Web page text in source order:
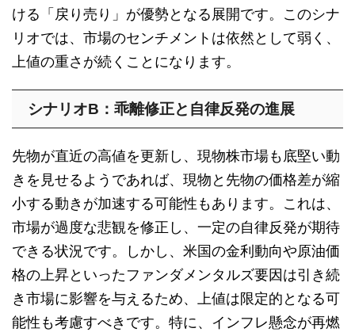
ける「戻り売り」が優勢となる展開です。このシナ
リオでは、市場のセンチメントは依然として弱く、
上値の重さが続くことになります。
シナリオB：乖離修正と自律反発の進展
先物が直近の高値を更新し、現物株市場も底堅い動
きを見せるようであれば、現物と先物の価格差が縮
小する動きが加速する可能性もあります。これは、
市場が過度な悲観を修正し、一定の自律反発が期待
できる状況です。しかし、米国の金利動向や原油価
格の上昇といったファンダメンタルズ要因は引き続
き市場に影響を与えるため、上値は限定的となる可
能性も考慮すべきです。特に、インフレ懸念が再燃